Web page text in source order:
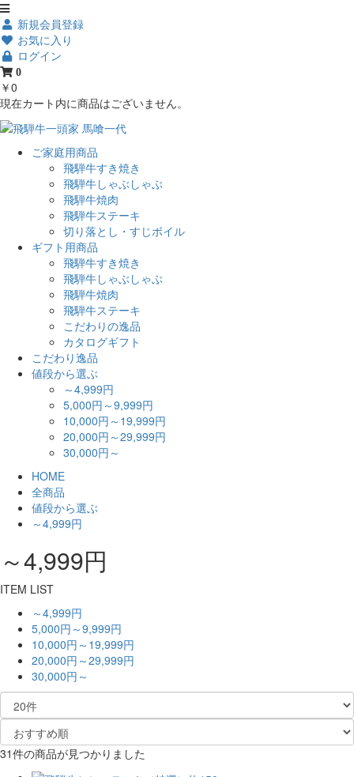
新規会員登録
お気に入り
ログイン
0
￥0
現在カート内に商品はございません。
ご家庭用商品
飛騨牛すき焼き
飛騨牛しゃぶしゃぶ
飛騨牛焼肉
飛騨牛ステーキ
切り落とし・すじボイル
ギフト用商品
飛騨牛すき焼き
飛騨牛しゃぶしゃぶ
飛騨牛焼肉
飛騨牛ステーキ
こだわりの逸品
カタログギフト
こだわり逸品
値段から選ぶ
～4,999円
5,000円～9,999円
10,000円～19,999円
20,000円～29,999円
30,000円～
HOME
全商品
値段から選ぶ
～4,999円
～4,999円
ITEM LIST
～4,999円
5,000円～9,999円
10,000円～19,999円
20,000円～29,999円
30,000円～
31件の商品が見つかりました